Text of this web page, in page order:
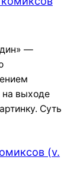
—
на выходе
Суть
(v.